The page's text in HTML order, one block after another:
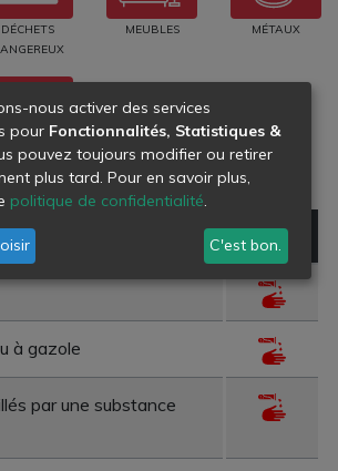
Danger
à gazole
par une substance
DÉCHETS
MEUBLES MÉTAUX
nous activer des services
pour Fonctionnalités, Statistiques &
pouvez toujours modifier ou retirer
plus tard. Pour en savoir plus,
politique de confidentialité.
C'est bon.